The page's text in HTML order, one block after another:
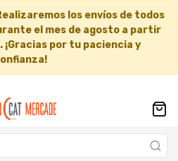
los envíos de todos
el mes de agosto a partir
. ¡Gracias por tu paciencia y